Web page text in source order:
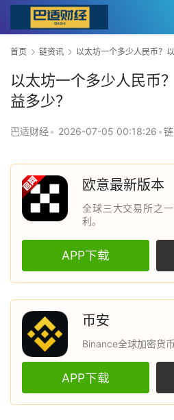
首页 链资讯 以太坊一个多少人民币？
以太坊一个多少人民币
益多少？
巴适财经• 2026-07-05 00:18:26 •
欧意最新版本
全球三大交易所之
利。
APP下载
币安
Binance全球加密货
APP下载